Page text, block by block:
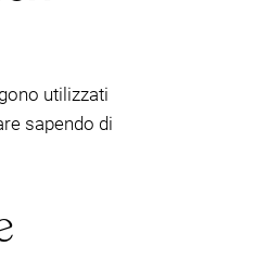
utilizzati
sapendo di